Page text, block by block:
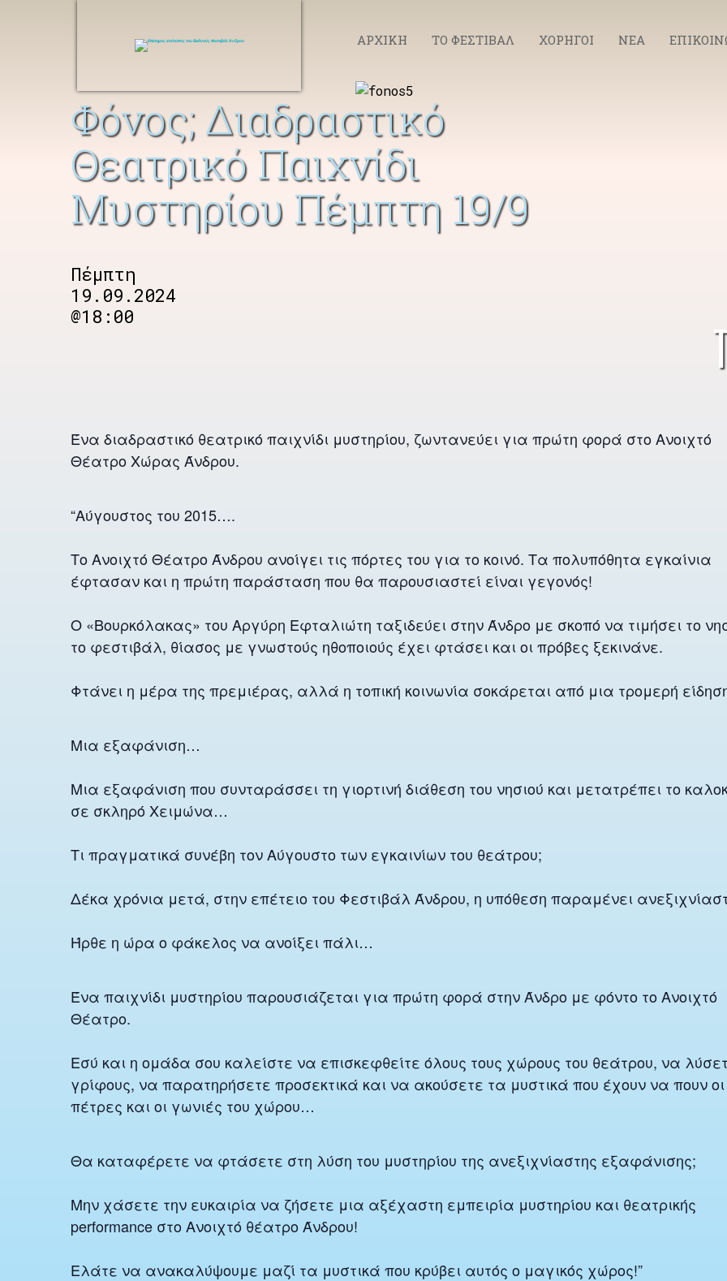
ΑΡΧΙΚΗ ΤΟ ΦΕΣΤΙΒΑΛ ΧΟΡΗΓΟΙ ΝΕΑ
Φόνος; Διαδραστικό
Θεατρικό Παιχνίδι
Μυστηρίου Πέμπτη 19/9
Πέμπτη
19.09.2024
@18:00
Ένα διαδραστικό θεατρικό παιχνίδι μυστηρίου, ζωντανεύει για πρώτη φορά στο Ανοιχτό
Θέατρο Χώρας Άνδρου.
“Αύγουστος του 2015….
Το Ανοιχτό Θέατρο Άνδρου ανοίγει τις πόρτες του για το κοινό. Τα πολυπόθητα εγκαίνια
έφτασαν και η πρώτη παράσταση που θα παρουσιαστεί είναι γεγονός!
Ο «Βουρκόλακας» του Αργύρη Εφταλιώτη ταξιδεύει στην Άνδρο με σκοπό να τιμήσει το
το φεστιβάλ, θίασος με γνωστούς ηθοποιούς έχει φτάσει και οι πρόβες ξεκινάνε.
Φτάνει η μέρα της πρεμιέρας, αλλά η τοπική κοινωνία σοκάρεται από μια τρομερή
Μια εξαφάνιση…
Μια εξαφάνιση που συνταράσσει τη γιορτινή διάθεση του νησιού και μετατρέπει το
σε σκληρό Χειμώνα…
Τι πραγματικά συνέβη τον Αύγουστο των εγκαινίων του θεάτρου;
Δέκα χρόνια μετά, στην επέτειο του Φεστιβάλ Άνδρου, η υπόθεση παραμένει
Ήρθε η ώρα ο φάκελος να ανοίξει πάλι…
Ένα παιχνίδι μυστηρίου παρουσιάζεται για πρώτη φορά στην Άνδρο με φόντο το Ανοιχτό
Θέατρο.
Εσύ και η ομάδα σου καλείστε να επισκεφθείτε όλους τους χώρους του θεάτρου, να
γρίφους, να παρατηρήσετε προσεκτικά και να ακούσετε τα μυστικά που έχουν να πουν οι
πέτρες και οι γωνιές του χώρου…
Θα καταφέρετε να φτάσετε στη λύση του μυστηρίου της ανεξιχνίαστης εξαφάνισης;
Μην χάσετε την ευκαιρία να ζήσετε μια αξέχαστη εμπειρία μυστηρίου και θεατρικής
performance στο Ανοιχτό θέατρο Άνδρου!
Ελάτε να ανακαλύψουμε μαζί τα μυστικά που κρύβει αυτός ο μαγικός χώρος!”